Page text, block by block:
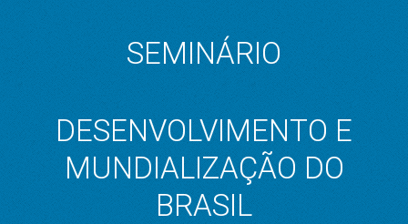
SEMINÁRIO
DESENVOLVIMENTO E
MUNDIALIZAÇÃO DO
BRASIL